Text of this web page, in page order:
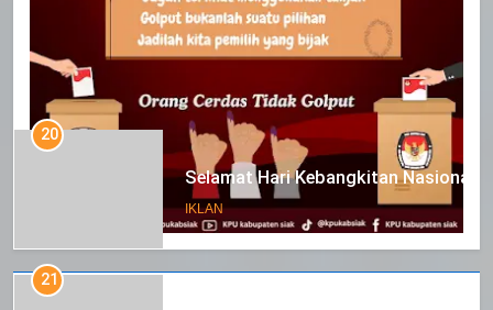
20
Selamat Hari Kebangkitan Nasional
IKLAN
21